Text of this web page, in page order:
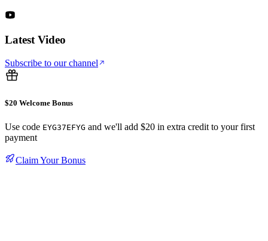
Latest Video
Subscribe to our channel
$20 Welcome Bonus
Use code EYG37EFYG and we'll add $20 in extra credit to your first
payment
Claim Your Bonus